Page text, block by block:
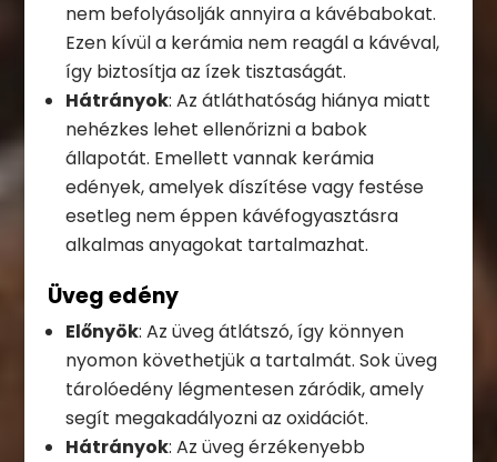
nem befolyásolják annyira a kávébabokat.
Ezen kívül a kerámia nem reagál a kávéval,
így biztosítja az ízek tisztaságát.
Hátrányok: Az átláthatóság hiánya miatt
nehézkes lehet ellenőrizni a babok
állapotát. Emellett vannak kerámia
edények, amelyek díszítése vagy festése
esetleg nem éppen kávéfogyasztásra
alkalmas anyagokat tartalmazhat.
Üveg edény
Előnyök: Az üveg átlátszó, így könnyen
nyomon követhetjük a tartalmát. Sok üveg
tárolóedény légmentesen záródik, amely
segít megakadályozni az oxidációt.
Hátrányok: Az üveg érzékenyebb